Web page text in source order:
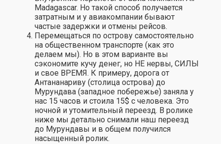
Madagascar. Но такой способ получается
затратным и у авиакомпании бывают
частые задержки и отмены рейсов.
Перемещаться по острову самостоятельно
на общественном транспорте (как это
делаем мы). Но в этом варианте вы
сэкономите кучу денег, но НЕ нервы, СИЛЫ
и свое ВРЕМЯ. К примеру, дорога от
Антананариву (столица острова) до
Мурундава (западное побережье) заняла у
нас 15 часов и стоила 15$ с человека. Это
ночной и утомительный переезд. В ролике
ниже мы детально снимали наш переезд
до Мурундавы и в общем получился
насыщенный ролик.